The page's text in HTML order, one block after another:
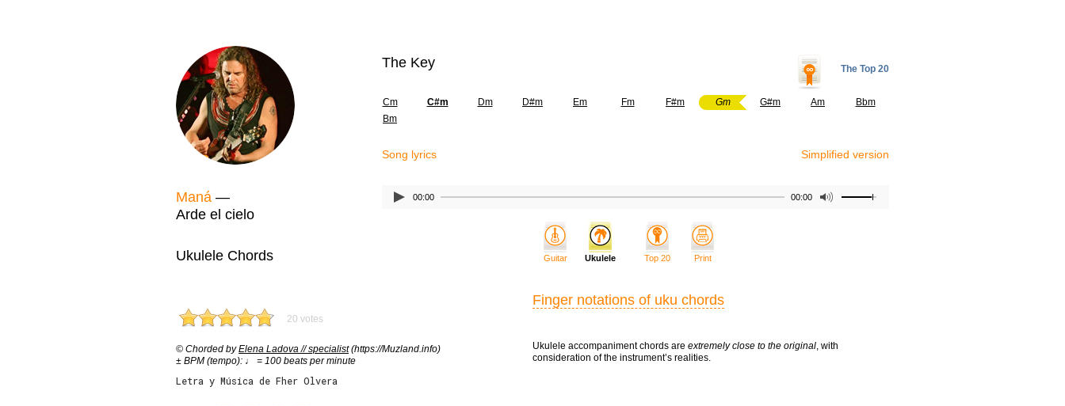
Maná —
Arde el cielo
The Key The Top 20
Cm C#m Dm D#m Em Fm F#m Gm G#m Am
Bbm
Bm
Song lyrics Simplified version
00:00 00:00
Ukulele Chords
20 votes
© Chorded byElena Ladova // specialist(https://Muzland.info)
± BPM (tempo): ♩ = 100 beats per minute
Letra y Música de Fher Olvera
Guitar Ukulele Top 20 Print
Finger notations of uku chords
Ukulele accompaniment chords are extremely close to the original, with
consideration of the instrument’s realities.